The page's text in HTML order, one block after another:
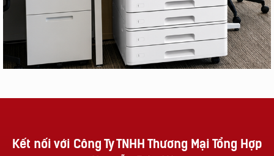
Kết nối với Công Ty TNHH Thương Mại Tổng Hợp